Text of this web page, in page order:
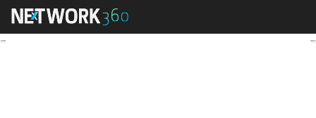
Llegan a España los primeros